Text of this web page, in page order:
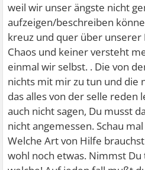
weil wir unser ängste nicht
aufzeigen/beschreiben
kreuz und quer über unserer
Chaos und keiner versteht
einmal wir selbst. . Die von
nichts mit mir zu tun und die
das alles von der selle reden
auch nicht sagen, Du musst
nicht angemessen. Schau
Welche Art von Hilfe
wohl noch etwas. Nimmst